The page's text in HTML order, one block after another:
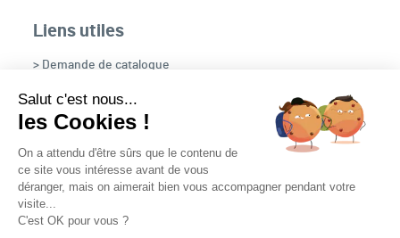
Liens utiles
> Demande de catalogue
> OpenFire
Nous suivre
Salut c'est nous...
les Cookies !
On a attendu d'être sûrs que le contenu de
ce site vous intéresse avant de vous
déranger, mais on aimerait bien vous accompagner pendant votre
visite...
C'est OK pour vous ?